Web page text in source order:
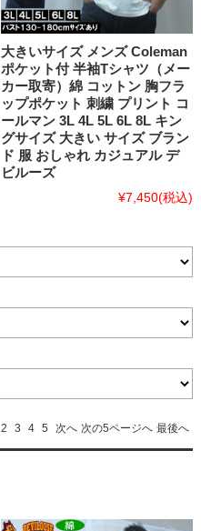
大きいサイズ メンズ Coleman
ポケット付 半袖Tシャツ（メー
カー取寄）綿 コットン 胸フラ
ップポケット 刺繍 プリント コ
ールマン 3L 4L 5L 6L 8L キン
グサイズ 大きい サイズ ブラン
ド 服 おしゃれ カジュアル デ
ビルーズ
¥7,450(税込)
2 3 4 5 次へ 次の5ページへ 最後へ